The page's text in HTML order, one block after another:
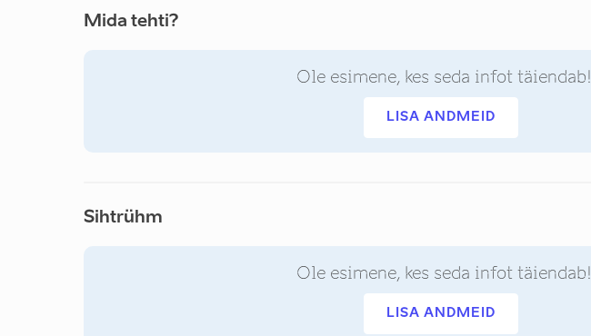
Mida tehti?
Ole esimene, kes seda infot täiendab!
LISA ANDMEID
Sihtrühm
Ole esimene, kes seda infot täiendab!
LISA ANDMEID